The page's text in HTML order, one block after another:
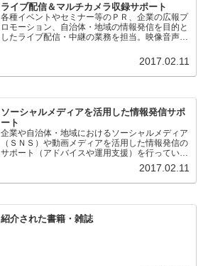
ライブ配信＆マルチカメラ収録サポート
各種イベントやセミナー等のＰＲ、企業の広報プ
ロモーション、自治体・地域の情報発信を目的と
したライブ配信・中継の業務を担当。映像音声の
2017.02.11
ソーシャルメディアを活用した情報発信サポ
ート
企業や自治体・地域におけるソーシャルメディア
（ＳＮＳ）や動画メディアを活用した情報発信の
サポート（アドバイスや運用支援）を行っていま
2017.02.11
紹介された書籍・雑誌